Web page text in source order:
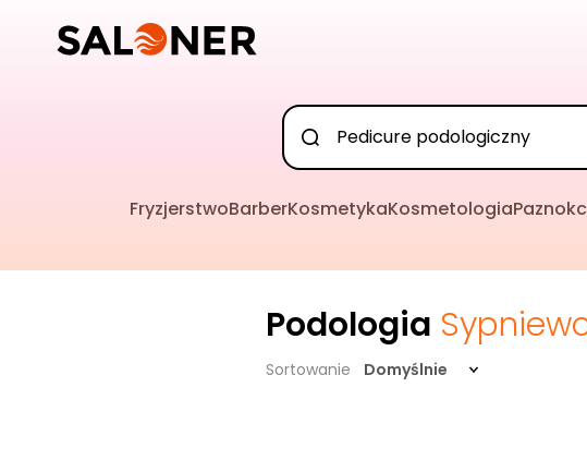
FryzjerstwoBarberKosmetykaKosmetologia
Podologia
Sortowanie Domyślnie